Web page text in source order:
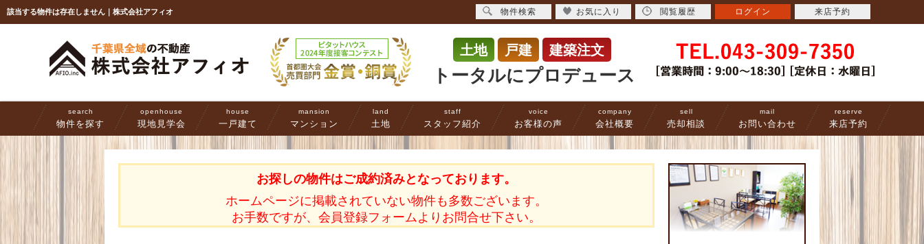
該当する物件は存在しません｜株式会社アフィオ
土地 戸建 建築注文
トータルにプロデュース
search
物件を探す
openhouse
現地見学会
house
一戸建て
mansion
マンション
land
土地
staff
スタッフ紹介
voice
お客様の声
company
会社概要
sell
売却相談
mail
お問い合わせ
reserve
来店予約
お探しの物件はご成約済みとなっております。
ホームページに掲載されていない物件も多数ございます。
お手数ですが、会員登録フォームよりお問合せ下さい。
物件検索 お気に入り 閲覧履歴 ログイン 来店予約